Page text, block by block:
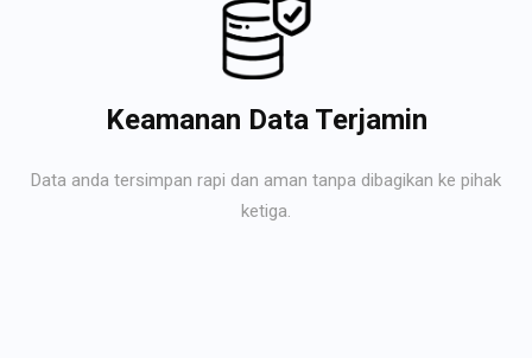
Keamanan Data Terjamin
Data anda tersimpan rapi dan aman tanpa dibagikan ke pihak
ketiga.